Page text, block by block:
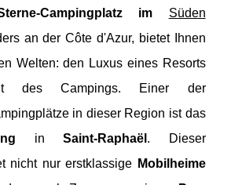
Campingplatz im Süden
an der Côte d'Azur, bietet Ihnen
Welten: den Luxus eines Resorts
des Campings. Einer der
in dieser Region ist das
inSaint-Raphaël . Dieser
nicht nur erstklassige Mobilheime